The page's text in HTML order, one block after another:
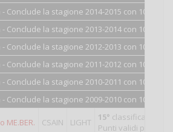
Conclude la stagione 2014-2015 con 100 punti.
Conclude la stagione 2013-2014 con 100 punti.
Conclude la stagione 2012-2013 con 100 punti.
Conclude la stagione 2011-2012 con 101 punti.
Conclude la stagione 2010-2011 con 102 punti.
Conclude la stagione 2009-2010 con 103 punti.
ME.BER. CSAIN LIGHT 15° classificato su
Punti validi per la